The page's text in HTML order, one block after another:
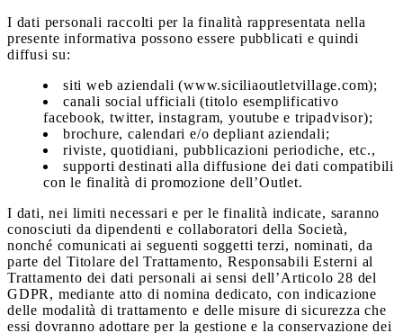
I dati personali raccolti per la finalità rappresentata nella
presente informativa possono essere pubblicati e quindi
diffusi su:
siti web aziendali (www.siciliaoutletvillage.com);
canali social ufficiali (titolo esemplificativo
facebook, twitter, instagram, youtube e tripadvisor);
brochure, calendari e/o depliant aziendali;
riviste, quotidiani, pubblicazioni periodiche, etc.,
supporti destinati alla diffusione dei dati compatibili
con le finalità di promozione dell’Outlet.
I dati, nei limiti necessari e per le finalità indicate, saranno
conosciuti da dipendenti e collaboratori della Società,
nonché comunicati ai seguenti soggetti terzi, nominati, da
parte del Titolare del Trattamento, Responsabili Esterni al
Trattamento dei dati personali ai sensi dell’Articolo 28 del
GDPR, mediante atto di nomina dedicato, con indicazione
delle modalità di trattamento e delle misure di sicurezza che
essi dovranno adottare per la gestione e la conservazione dei